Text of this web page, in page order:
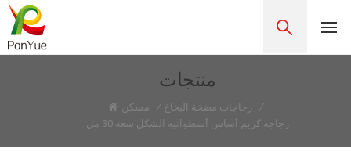
منتجات
مسكن / زجاجات مضخة البخاخ
/
زجاجة كريم أساس أسطوانية الشكل سعة 30 مل